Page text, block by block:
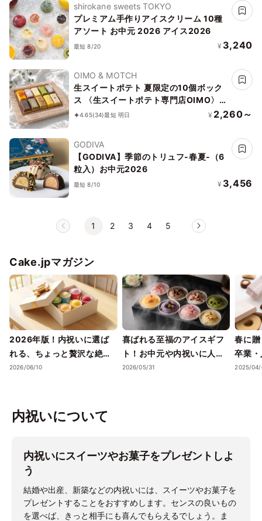
shirokane sweets TOKYO
プレミアム手作りアイスクリーム 10種
アソート お中元 2026 アイス2026
最短 8/20 ¥ 3,240
OIMO & MOTCH
生スイートポテト 夏限定の10個ボック
ス 〈生スイートポテト専門店OIMO〉お
中元2026
4.65(34)最短 明日 ¥ 2,260～
GODIVA
【GODIVA】季節のトリュフ-春夏-（6
粒入）お中元2026
最短 8/10 ¥ 3,456
1 2 3 4 5
Cake.jpマガジン
2026年版！内祝いに選ば
れる、ちょっと贅沢な絶品
アイスクリーム
2026/06/10
喜ばれる至福のアイスギフ
ト！お中元や内祝いに人気
の有名ブランド
2026/05/31
春に
卒業
ため
2025/04/
内祝いについて
​​内祝いにスイーツやお菓子をプレゼントしよ
う
結婚や出産、新築などの内祝いには、スイーツやお菓子を
プレゼントすることをおすすめします。センスの良いもの
を選べば、きっと相手にも喜んでもらえるでしょう。ま